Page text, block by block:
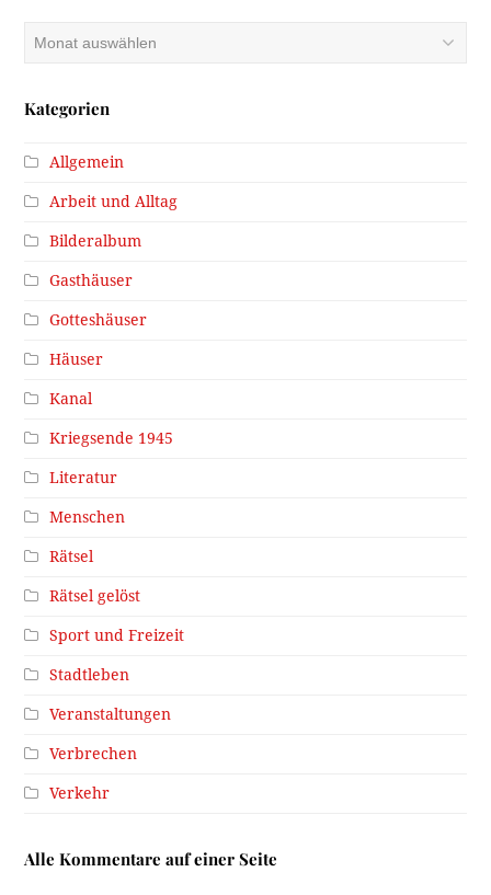
Kategorien
Allgemein
Arbeit und Alltag
Bilderalbum
Gasthäuser
Gotteshäuser
Häuser
Kanal
Kriegsende 1945
Literatur
Menschen
Rätsel
Rätsel gelöst
Sport und Freizeit
Stadtleben
Veranstaltungen
Verbrechen
Verkehr
Alle Kommentare auf einer Seite